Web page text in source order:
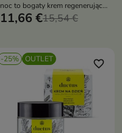
noc to bogaty krem regenerujący
przeznaczony do wieczornej
oraz wzmacnia jej naturalną
barierę ochronną, przywracając
cerze miękkość, elastyczność i
11,66 €15,54 €
-25% OUTLET favorite_border